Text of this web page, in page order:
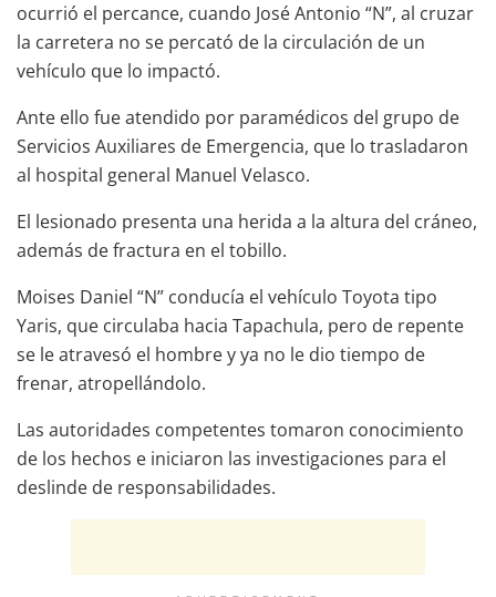
ocurrió el percance, cuando José Antonio “N”, al cruzar
la carretera no se percató de la circulación de un
vehículo que lo impactó.
Ante ello fue atendido por paramédicos del grupo de
Servicios Auxiliares de Emergencia, que lo trasladaron
al hospital general Manuel Velasco.
El lesionado presenta una herida a la altura del cráneo,
además de fractura en el tobillo.
Moises Daniel “N” conducía el vehículo Toyota tipo
Yaris, que circulaba hacia Tapachula, pero de repente
se le atravesó el hombre y ya no le dio tiempo de
frenar, atropellándolo.
Las autoridades competentes tomaron conocimiento
de los hechos e iniciaron las investigaciones para el
deslinde de responsabilidades.